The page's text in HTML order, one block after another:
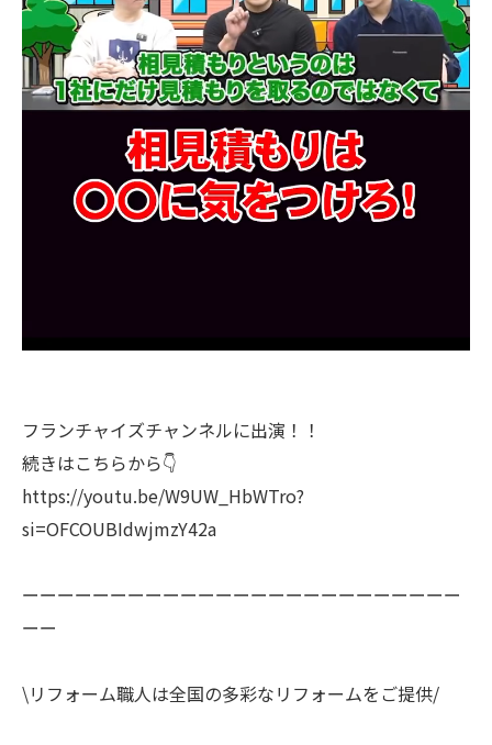
フランチャイズチャンネルに出演！！
続きはこちらから👇
https://youtu.be/W9UW_HbWTro?
si=OFCOUBIdwjmzY42a
ーーーーーーーーーーーーーーーーーーーーーーーーー
ーー
\リフォーム職人は全国の多彩なリフォームをご提供/